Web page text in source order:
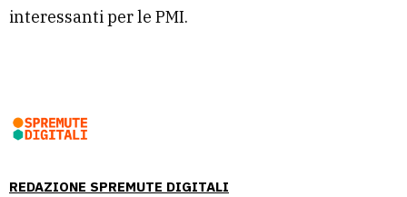
REDAZIONE SPREMUTE DIGITALI
interessanti per le PMI.